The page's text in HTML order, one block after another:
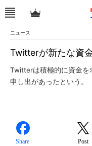
ニュース
Twitterが新たな資
Twitterは積極的に資金を
申し出があったという。
Share Post